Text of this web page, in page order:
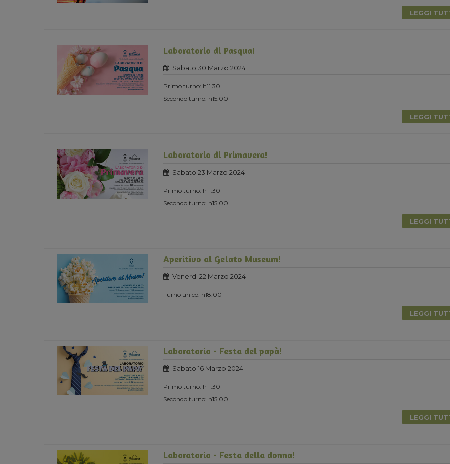
LEGGI
Laboratorio di Pasqua!
Sabato 30 Marzo 2024
Primo turno: h11.30
Secondo turno: h15.00
LEGGI
Laboratorio di Primavera!
Sabato 23 Marzo 2024
Primo turno: h11.30
Secondo turno: h15.00
LEGGI
Aperitivo al Gelato Museum!
Venerdi 22 Marzo 2024
Turno unico: h18.00
LEGGI
Laboratorio - Festa del papà!
Sabato 16 Marzo 2024
Primo turno: h11.30
Secondo turno: h15.00
LEGGI
Laboratorio - Festa della donna!